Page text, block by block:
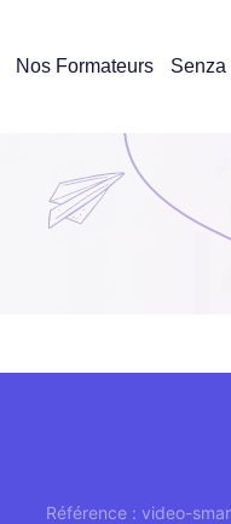
Nos Formateurs Senza
Référence : video-